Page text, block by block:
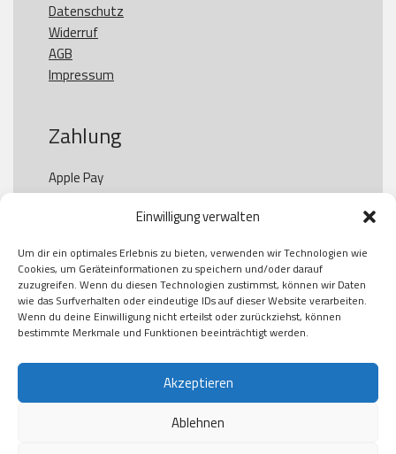
Einwilligung verwalten
Um dir ein optimales Erlebnis zu bieten, verwenden wir Technologien wie
Cookies, um Geräteinformationen zu speichern und/oder darauf
zuzugreifen. Wenn du diesen Technologien zustimmst, können wir Daten
wie das Surfverhalten oder eindeutige IDs auf dieser Website verarbeiten.
Wenn du deine Einwilligung nicht erteilst oder zurückziehst, können
bestimmte Merkmale und Funktionen beeinträchtigt werden.
Akzeptieren
Ablehnen
Datenschutz
Widerruf
AGB
Impressum
Zahlung
Apple Pay
Paypal
Kauf auf Rechung
Klarna
American Express